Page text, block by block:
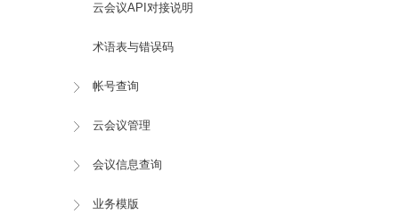
云会议API对接说明
术语表与错误码
帐号查询
云会议管理
会议信息查询
业务模版